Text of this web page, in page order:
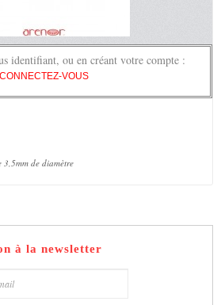
identifiant, ou en créant votre compte :
CONNECTEZ-VOUS
de diamètre
à la newsletter